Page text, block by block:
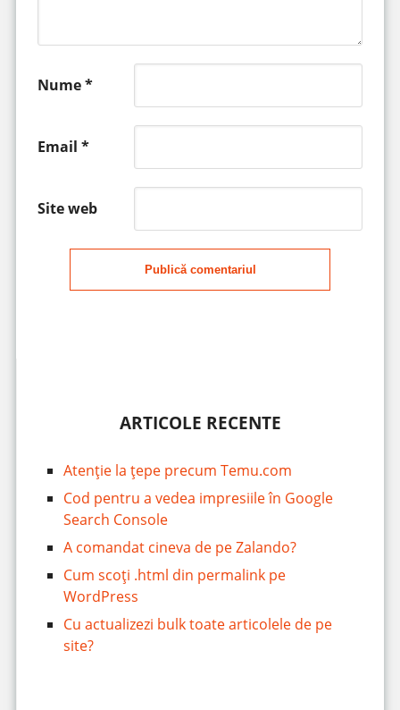
Nume*
Email *
Site web
Publică comentariul
ARTICOLE RECENTE
Atenție la țepe precum Temu.com
Cod pentru a vedea impresiile în Google
Search Console
A comandat cineva de pe Zalando?
Cum scoți .html din permalink pe
WordPress
Cu actualizezi bulk toate articolele de pe
site?